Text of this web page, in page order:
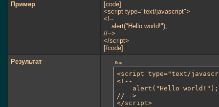
Пример
[code]
<script type="text/javascript">
<!--
alert("Hello world!");
//-->
</script>
[/code]
Результат
Код:
<script type="text/
<!--
//-->
</script>